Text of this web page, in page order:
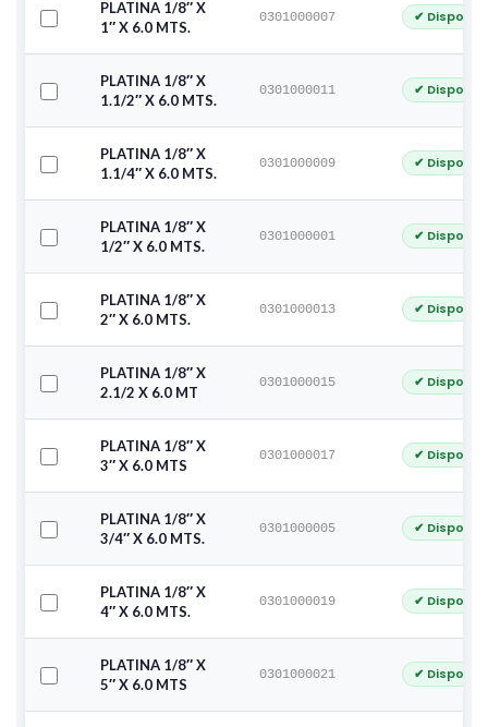
PLATINA 1/8″ X
1″ X 6.0 MTS.
0301000007 ✔
PLATINA 1/8″ X
1.1/2″ X 6.0 MTS.
0301000011 ✔
PLATINA 1/8″ X
1.1/4″ X 6.0 MTS.
0301000009 ✔
PLATINA 1/8″ X
1/2″ X 6.0 MTS.
0301000001 ✔
PLATINA 1/8″ X
2″ X 6.0 MTS.
0301000013 ✔
PLATINA 1/8″ X
2.1/2 X 6.0 MT
0301000015 ✔
PLATINA 1/8″ X
3″ X 6.0 MTS
0301000017 ✔
PLATINA 1/8″ X
3/4″ X 6.0 MTS.
0301000005 ✔
PLATINA 1/8″ X
4″ X 6.0 MTS.
0301000019 ✔
PLATINA 1/8″ X
5″ X 6.0 MTS
0301000021 ✔